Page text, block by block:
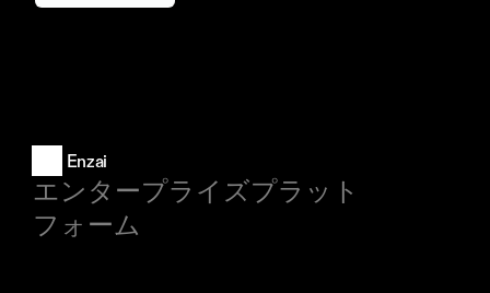
Enzai
エンタープライズプラット
フォーム